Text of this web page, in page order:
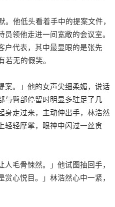
他低头看着手中的提案文件，
领他走进一间宽敞的会议室。
户代表，其中最显眼的是张先
无的假笑。
案。」他的女声尖细柔媚，说话
与臀部停留时明显多驻足了几
身走过来，主动伸出手，林浩然
轻轻摩挲，眼神中闪过一丝贪
毛骨悚然。」他试图抽回手，
心悦目。」林浩然心中一紧，